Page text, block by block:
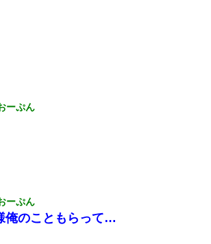
半ストーカーされていた。俺「マジで怖い」
」→女性社員「実は10数年前に…」
年後、兄が引越すというので手伝いに行った
しの奥にとんでもないモノを見つけた
なり、ゲームで盛り上がってさぁ寝よう！
ッって音が…彼「ちょっと待ってて」→勢い
んと…
ーぷん
ーぷん
俺のこともらって…